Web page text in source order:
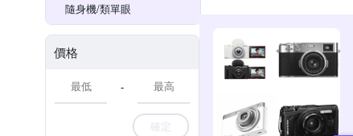
隨身機/類單眼
價格
-
確定